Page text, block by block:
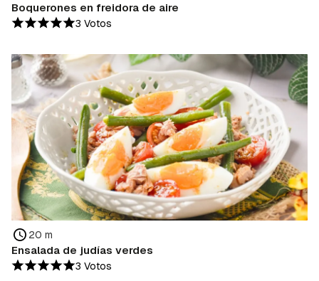
Boquerones en freidora de aire
3 Votos
20 m
Ensalada de judías verdes
3 Votos